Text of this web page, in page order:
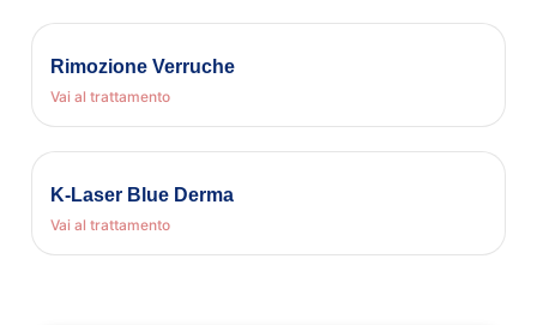
Rimozione Verruche
Vai al trattamento
K-Laser Blue Derma
Vai al trattamento